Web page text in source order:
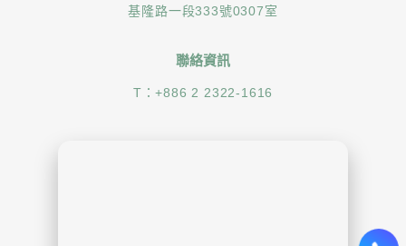
基隆路一段333號0307室
聯絡資訊
T：+886 2 2322-1616